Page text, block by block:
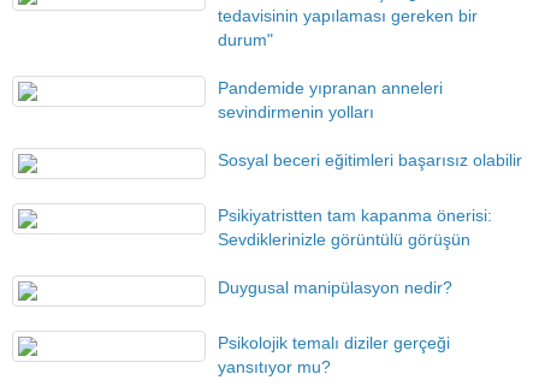
tedavisinin yapılaması gereken bir
durum"
Pandemide yıpranan anneleri
sevindirmenin yolları
Sosyal beceri eğitimleri başarısız olabilir
Psikiyatristten tam kapanma önerisi:
Sevdiklerinizle görüntülü görüşün
Duygusal manipülasyon nedir?
Psikolojik temalı diziler gerçeği
yansıtıyor mu?